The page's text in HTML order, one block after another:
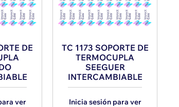
DE
ver
TC 1173 SOPORTE DE
TERMOCUPLA
SEEGUER
INTERCAMBIABLE
Inicia sesión para ver